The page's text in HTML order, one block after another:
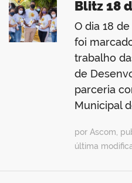
Blitz 18
O dia 18
foi
trabalho
de
parceria
Municipal
por Ascom,
última